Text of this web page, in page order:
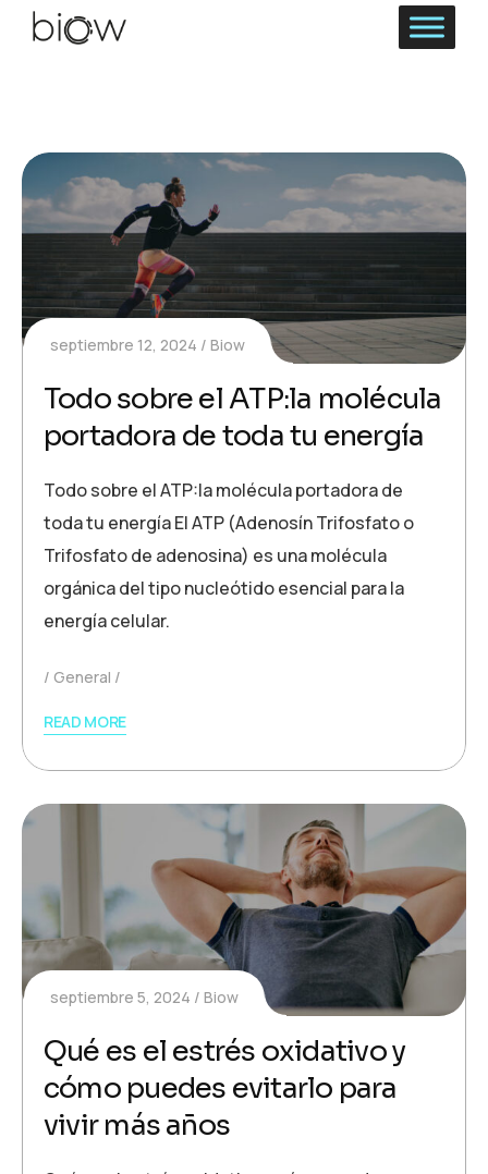
septiembre 12, 2024 Biow
Todo sobre el ATP:la molécula
portadora de toda tu energía
Todo sobre el ATP:la molécula portadora de
toda tu energía El ATP (Adenosín Trifosfato o
Trifosfato de adenosina) es una molécula
orgánica del tipo nucleótido esencial para la
energía celular.
General
READ MORE
septiembre 5, 2024 Biow
Qué es el estrés oxidativo y
cómo puedes evitarlo para
vivir más años